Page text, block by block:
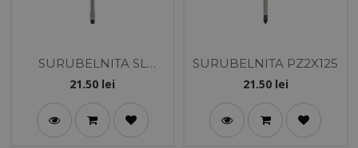
SURUBELNITA SL
1.0X5.5X125
21.50 lei
SURUBELNITA PZ2X125
21.50lei